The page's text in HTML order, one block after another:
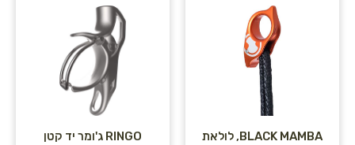
BLACK MAMBA, לולאת RINGO ג'ומר יד קטן